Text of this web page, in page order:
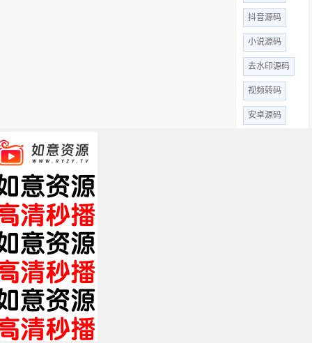
抖音源码
小说源码
去水印源码
视频转码
安卓源码
关于我们 免责申明
Copyright © 2019 影视站长圈 www.yszzq.com 版权所有